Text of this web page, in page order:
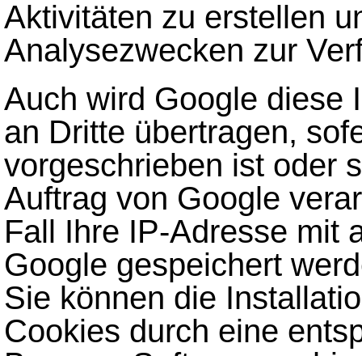
Aktivitäten zu erstellen
Analysezwecken zur
Auch wird Google diese
an Dritte übertragen,
vorgeschrieben ist oder
Auftrag von Google
Fall Ihre IP-Adresse mit
Google gespeichert
Sie können die
Cookies durch eine